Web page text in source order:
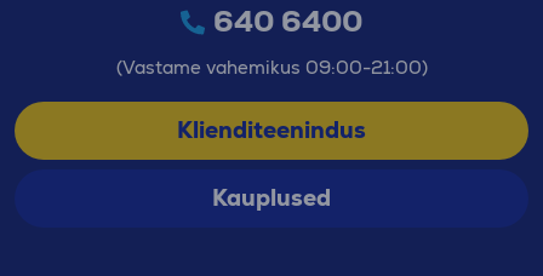
640 6400
(Vastame vahemikus 09:00-21:00)
Klienditeenindus
Kauplused